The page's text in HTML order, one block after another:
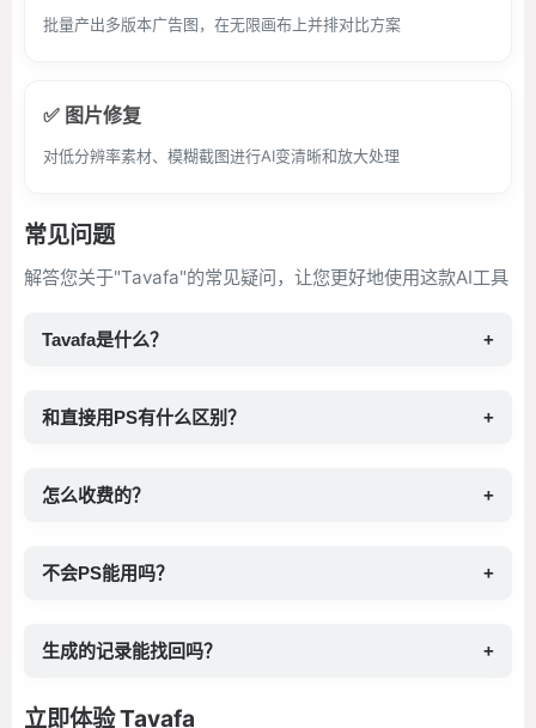
批量产出多版本广告图，在无限画布上并排对比方案
✅ 图片修复
对低分辨率素材、模糊截图进行AI变清晰和放大处理
常见问题
解答您关于"Tavafa"的常见疑问，让您更好地使用这款AI工具
Tavafa是什么？ +
和直接用PS有什么区别？ +
怎么收费的？ +
不会PS能用吗？ +
生成的记录能找回吗？ +
立即体验 Tavafa